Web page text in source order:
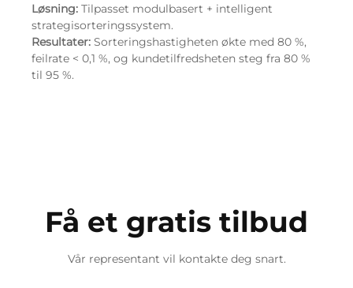
Løsning: Tilpasset modulbasert + intelligent
strategisorteringssystem.
Resultater: Sorteringshastigheten økte med 80 %,
feilrate < 0,1 %, og kundetilfredsheten steg fra 80 %
til 95 %.
Få et gratis tilbud
Vår representant vil kontakte deg snart.